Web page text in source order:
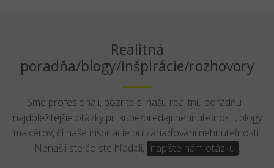
Realitná
poradňa/blogy/inšpirácie/rozhovory
Sme profesionáli, pozrite si našu realitnú poradňu -
najdôležitejšie otázky pri kúpe/predaji nehnuteľnosti, blogy
maklérov, či naše inšpirácie pri zariaďovaní nehnuteľnosti.
Nenašli ste čo ste hľadali, napíšte nám otázku .